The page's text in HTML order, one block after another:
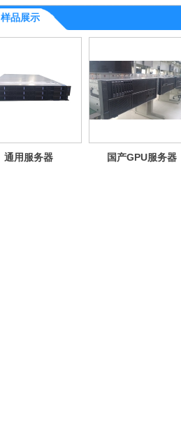
样品展示
通用服务器 国产GPU服务